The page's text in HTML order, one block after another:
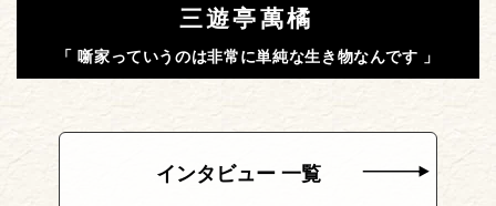
三遊亭萬橘
「 噺家っていうのは非常に単純な生き物なんです 」
インタビュー 一覧